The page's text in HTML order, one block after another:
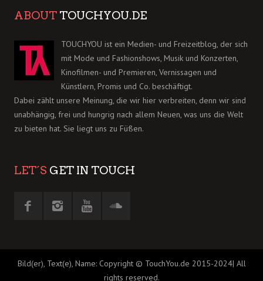
ABOUT TOUCHYOU.DE
TOUCHYOU ist ein Medien- und Freizeitblog, der sich
mit Mode und Fashionshows, Musik und Konzerten,
Kinofilmen- und Premieren, Vernissagen und
Künstlern, Promis und Co. beschäftigt.
Dabei zählt unsere Meinung, die wir hier verbreiten, denn wir sind
unabhängig, frei und hungrig nach allem Neuen, was uns die Welt
zu bieten hat. Sie liegt uns zu Füßen.
LET´S GET IN TOUCH
Bild(er), Text(e), Name: Copyright © TouchYou.de 2015-2024| All
rights reserved.